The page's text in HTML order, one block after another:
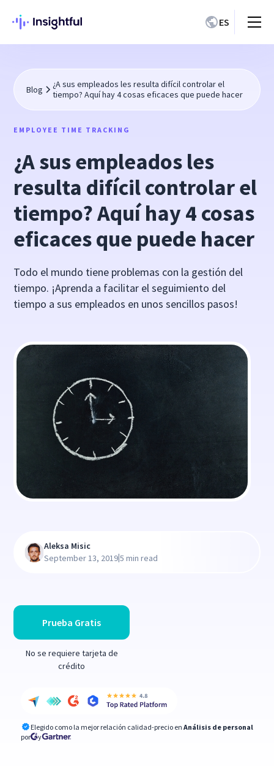
ES
Blog
¿A sus empleados les resulta difícil controlar el
tiempo? Aquí hay 4 cosas eficaces que puede hacer
EMPLOYEE TIME TRACKING
¿A sus empleados les
resulta difícil controlar el
tiempo? Aquí hay 4 cosas
eficaces que puede hacer
Todo el mundo tiene problemas con la gestión del
tiempo. ¡Aprenda a facilitar el seguimiento del
tiempo a sus empleados en unos sencillos pasos!
Prueba Gratis
No se requiere tarjeta de
crédito
Elegido como la mejor relación calidad-precio en Análisis de personal
por
y
Aleksa Misic
September 13, 2019|5 min read